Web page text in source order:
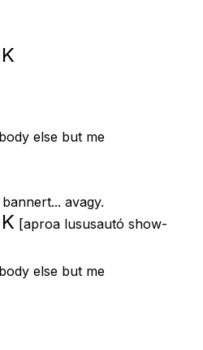
else but me
avagy.
[aproa lususautó show-
else but me